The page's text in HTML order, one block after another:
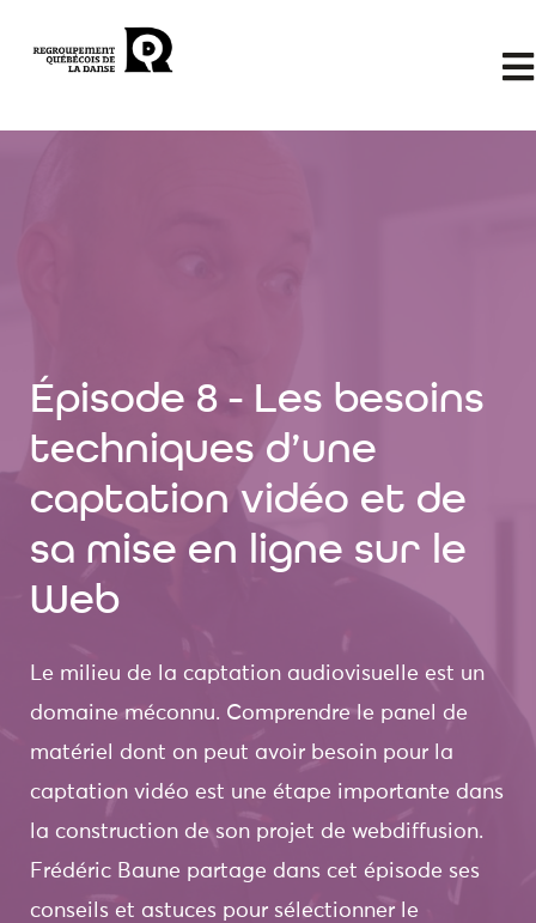
Épisode 8 - Les besoins
techniques d’une
captation vidéo et de
sa mise en ligne sur le
Web
Le milieu de la captation audiovisuelle est un
domaine méconnu. Comprendre le panel de
matériel dont on peut avoir besoin pour la
captation vidéo est une étape importante dans
la construction de son projet de webdiffusion.
Frédéric Baune partage dans cet épisode ses
conseils et astuces pour sélectionner le